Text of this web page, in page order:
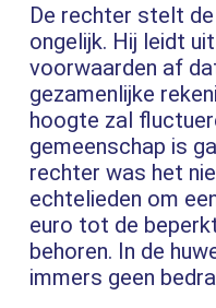
De rechter stelt
ongelijk. Hij leidt
voorwaarden af
gezamenlijke
hoogte zal
gemeenschap is
rechter was het
echtelieden om
euro tot de
behoren. In de
immers geen